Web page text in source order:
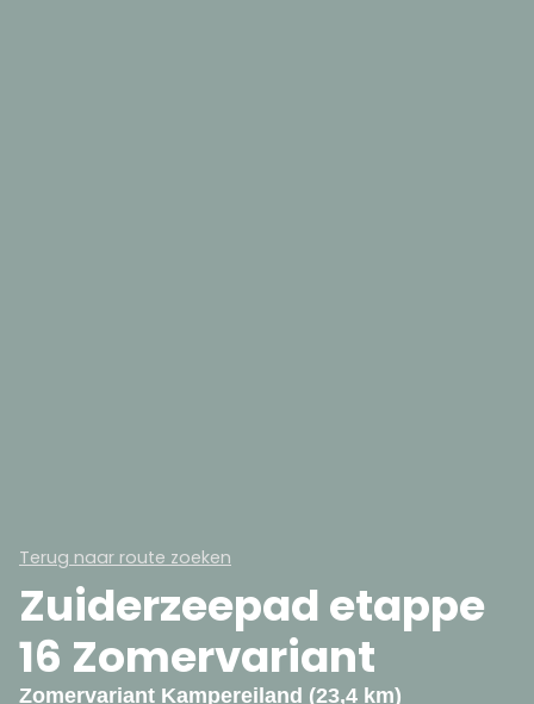
Terug naar route zoeken
Zuiderzeepad etappe
16 Zomervariant
Zomervariant Kampereiland (23,4 km)